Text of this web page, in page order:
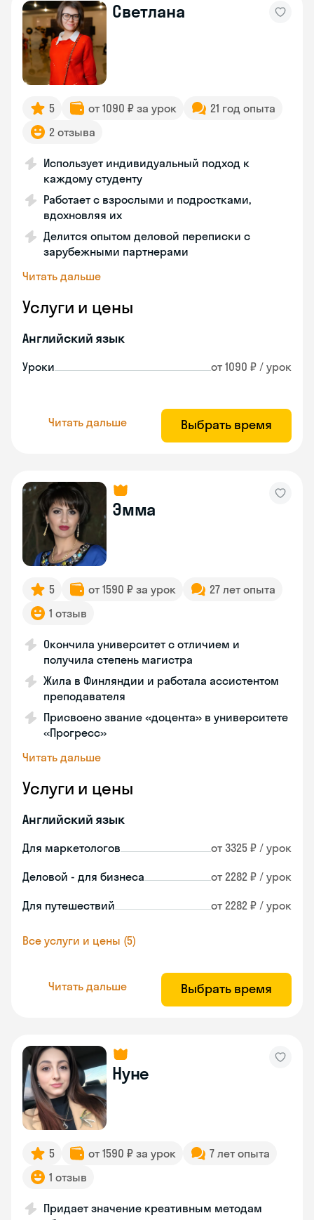
Светлана
5 от 1090 ₽ за урок
21 год опыта
2 отзыва
Использует индивидуальный подход к
каждому студенту
Работает с взрослыми и подростками,
вдохновляя их
Делится опытом деловой переписки с
зарубежными партнерами
Читать дальше
Услуги и цены
Английский язык
Уроки от 1090 ₽ / урок
Читать дальше Выбрать время
Эмма
5 от 1590 ₽ за урок
27 лет опыта
1 отзыв
Окончила университет с отличием и
получила степень магистра
Жила в Финляндии и работала ассистентом
преподавателя
Присвоено звание «доцента» в университете
«Прогресс»
Читать дальше
Услуги и цены
Английский язык
Для маркетологов от 3325 ₽ / урок
Деловой - для бизнеса от 2282 ₽ / урок
Для путешествий от 2282 ₽ / урок
Все услуги и цены (5)
Читать дальше Выбрать время
Нуне
5 от 1590 ₽ за урок
7 лет опыта
1 отзыв
Придает значение креативным методам